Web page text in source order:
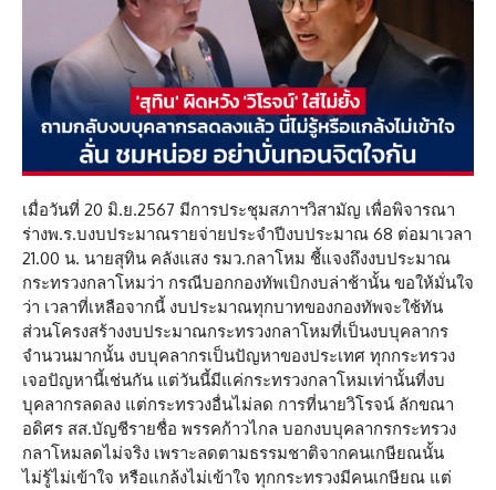
เมื่อวันที่ 20 มิ.ย.2567 มีการประชุมสภาฯวิสามัญ เพื่อพิจารณา
ร่างพ.ร.บงบประมาณรายจ่ายประจำปีงบประมาณ 68 ต่อมาเวลา
21.00 น. นายสุทิน คลังแสง รมว.กลาโหม ชี้แจงถึงงบประมาณ
กระทรวงกลาโหมว่า กรณีบอกกองทัพเบิกงบล่าช้านั้น ขอให้มั่นใจ
ว่า เวลาที่เหลือจากนี้ งบประมาณทุกบาทของกองทัพจะใช้ทัน
ส่วนโครงสร้างงบประมาณกระทรวงกลาโหมที่เป็นงบบุคลากร
จำนวนมากนั้น งบบุคลากรเป็นปัญหาของประเทศ ทุกกระทรวง
เจอปัญหานี้เช่นกัน แต่วันนี้มีแค่กระทรวงกลาโหมเท่านั้นที่งบ
บุคลากรลดลง แต่กระทรวงอื่นไม่ลด การที่นายวิโรจน์ ลักขณา
อดิศร สส.บัญชีรายชื่อ พรรคก้าวไกล บอกงบบุคลากรกระทรวง
กลาโหมลดไม่จริง เพราะลดตามธรรมชาติจากคนเกษียณนั้น
ไม่รู้ไม่เข้าใจ หรือแกล้งไม่เข้าใจ ทุกกระทรวงมีคนเกษียณ แต่